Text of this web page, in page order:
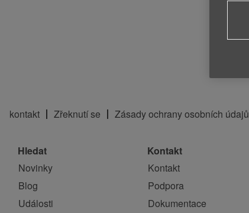
kontakt Zřeknutí se Zásady ochrany osobních údajů
Hledat
Novinky
Blog
Události
Kontakt
Kontakt
Podpora
Dokumentace